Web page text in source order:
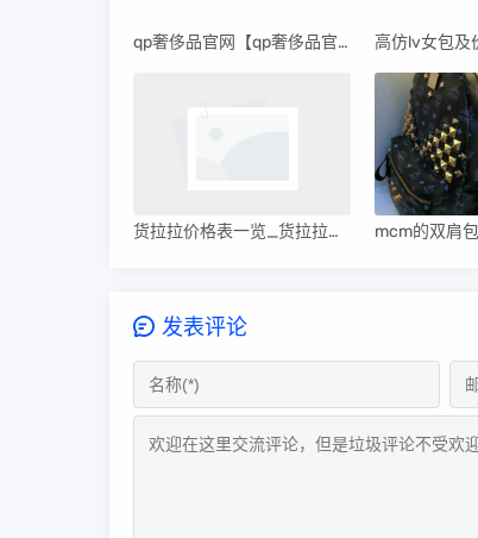
qp奢侈品官网【qp奢侈品官网男鞋】
货拉拉价格表一览_货拉拉价格
发表评论